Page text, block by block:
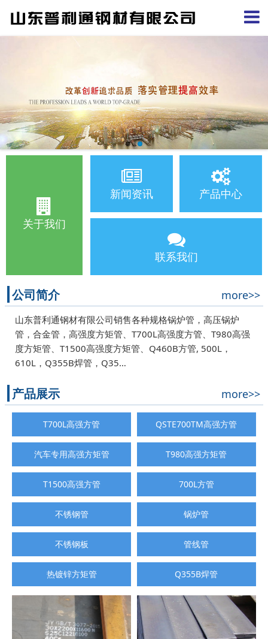
关于我们
新闻资讯 产品中心
联系我们
公司简介 more>>
山东普利通钢材有限公司销售各种规格锅炉管，高压锅炉
管，合金管，高强度方矩管、T700L高强度方管、T980高强
度方矩管、T1500高强度方矩管、Q460B方管, 500L，
610L，Q355B焊管，Q35…
产品展示 more>>
T700L高强方管 QSTE700TM高强方管
汽车专用高强方矩管 T980高强方矩管
T1500高强方管 700L方管
不锈钢管 锅炉管
不锈钢板 管线管
热镀锌方矩管 Q355B焊管